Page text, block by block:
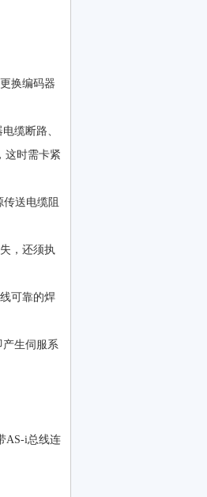
换编码器
缆断路、
这时需卡紧
送电缆阻
，还须执
可靠的焊
生伺服系
AS-i总线连